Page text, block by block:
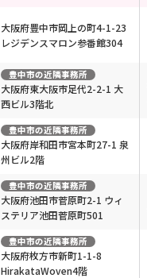
大阪府豊中市岡上の町4-1-23
レジデンスマロン参番館304
豊中市の近隣事務所
大阪府東大阪市足代2-2-1 大
西ビル3階北
豊中市の近隣事務所
大阪府岸和田市宮本町27-1 泉
州ビル2階
豊中市の近隣事務所
大阪府池田市菅原町2-1 ウィ
ステリア池田菅原町501
豊中市の近隣事務所
大阪府枚方市新町1-1-8
HirakataWoven4階